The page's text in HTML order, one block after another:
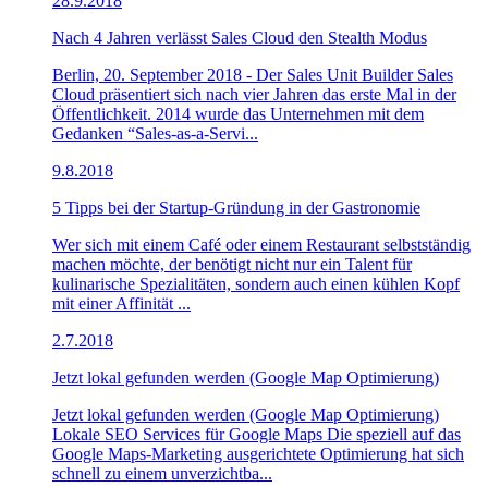
Nach 4 Jahren verlässt Sales Cloud den Stealth Modus
Berlin, 20. September 2018 - Der Sales Unit Builder Sales
Cloud präsentiert sich nach vier Jahren das erste Mal in der
Öffentlichkeit. 2014 wurde das Unternehmen mit dem
Gedanken “Sales-as-a-Servi...
9.8.2018
5 Tipps bei der Startup-Gründung in der Gastronomie
Wer sich mit einem Café oder einem Restaurant selbstständig
machen möchte, der benötigt nicht nur ein Talent für
kulinarische Spezialitäten, sondern auch einen kühlen Kopf
mit einer Affinität ...
2.7.2018
Jetzt lokal gefunden werden (Google Map Optimierung)
Jetzt lokal gefunden werden (Google Map Optimierung)
Lokale SEO Services für Google Maps Die speziell auf das
Google Maps-Marketing ausgerichtete Optimierung hat sich
schnell zu einem unverzichtba...